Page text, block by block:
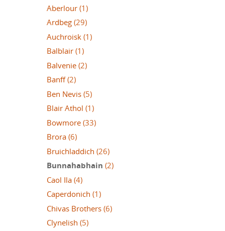
Aberlour (1)
Ardbeg (29)
Auchroisk (1)
Balblair (1)
Balvenie (2)
Banff (2)
Ben Nevis (5)
Blair Athol (1)
Bowmore (33)
Brora (6)
Bruichladdich (26)
Bunnahabhain (2)
Caol Ila (4)
Caperdonich (1)
Chivas Brothers (6)
Clynelish (5)